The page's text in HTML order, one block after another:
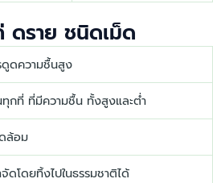
ดราย ชนิดเม็ด
ดูดความชื้นสูง
ทุกที่ ที่มีความชื้น ทั้งสูงและต่ำ
ล้อม
ดโดยทิ้งไปในธรรมชาติได้